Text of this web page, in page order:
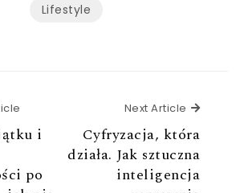
Lifestyle
i
po
Next Article Next
Cyfryzacja, która
działa. Jak sztuczna
inteligencja